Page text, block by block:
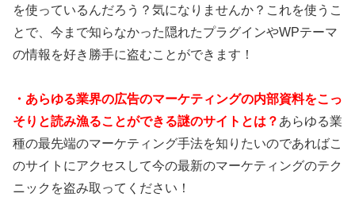
を使っているんだろう？気になりませんか？これを使うこ
とで、今まで知らなかった隠れたプラグインやWPテーマ
の情報を好き勝手に盗むことができます！
・あらゆる業界の広告のマーケティングの内部資料をこっ
そりと読み漁ることができる謎のサイトとは？ あらゆる業
種の最先端のマーケティング手法を知りたいのであればこ
のサイトにアクセスして今の最新のマーケティングのテク
ニックを盗み取ってください！